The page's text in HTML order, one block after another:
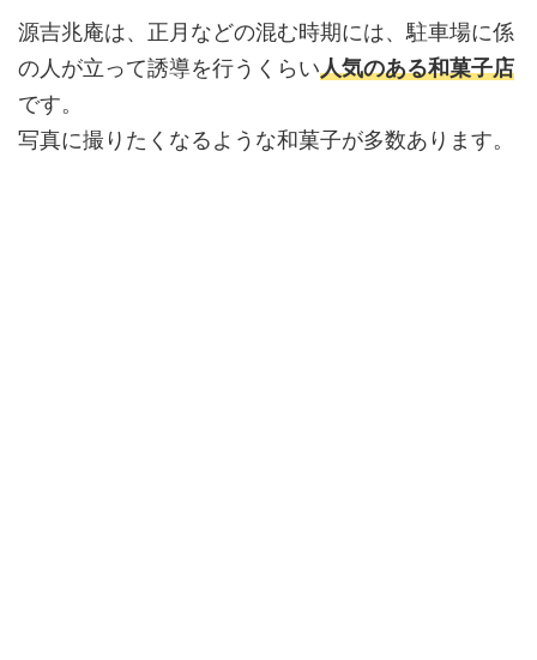
源吉兆庵は、正月などの混む時期には、駐車場に係
の人が立って誘導を行うくらい人気のある和菓子店
です。
写真に撮りたくなるような和菓子が多数あります。